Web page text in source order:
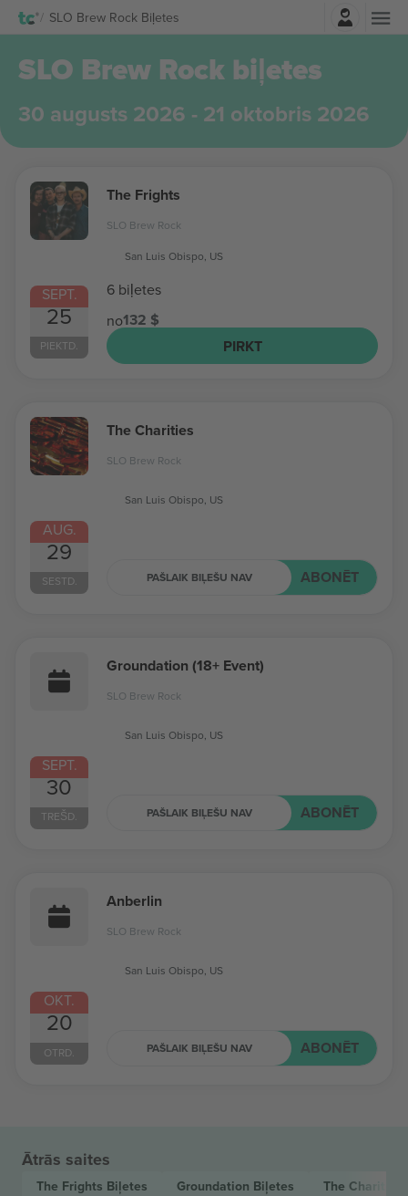
SLO Brew Rock Biļetes
SLO Brew Rock biļetes
30 augusts 2026 - 21 oktobris 2026
SEPT.
25
PIEKTD.
The Frights
SLO Brew Rock
San Luis Obispo, US
6 biļetes
no132 $
PIRKT
AUG.
29
SESTD.
The Charities
SLO Brew Rock
San Luis Obispo, US
PAŠLAIK BIĻEŠU NAV ABONĒT
SEPT.
30
TREŠD.
Groundation (18+ Event)
SLO Brew Rock
San Luis Obispo, US
PAŠLAIK BIĻEŠU NAV ABONĒT
OKT.
20
OTRD.
Anberlin
SLO Brew Rock
San Luis Obispo, US
PAŠLAIK BIĻEŠU NAV ABONĒT
Ātrās saites
The Frights Biļetes Groundation Biļetes The Charities